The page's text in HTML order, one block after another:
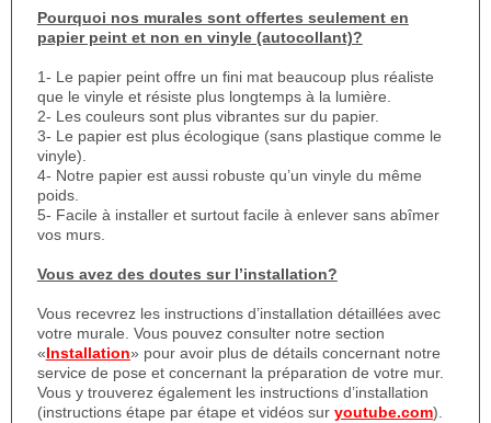
Pourquoi nos murales sont offertes seulement en
papier peint et non en vinyle (autocollant)?
1- Le papier peint offre un fini mat beaucoup plus réaliste
que le vinyle et résiste plus longtemps à la lumière.
2- Les couleurs sont plus vibrantes sur du papier.
3- Le papier est plus écologique (sans plastique comme le
vinyle).
4- Notre papier est aussi robuste qu’un vinyle du même
poids.
5- Facile à installer et surtout facile à enlever sans abîmer
vos murs.
Vous avez des doutes sur l’installation?
Vous recevrez les instructions d’installation détaillées avec
votre murale. Vous pouvez consulter notre section
«Installation» pour avoir plus de détails concernant notre
service de pose et concernant la préparation de votre mur.
Vous y trouverez également les instructions d’installation
(instructions étape par étape et vidéos sur youtube.com).